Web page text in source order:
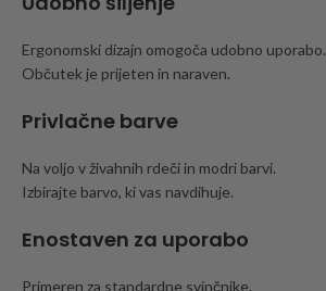
Ergonomski dizajn omogoča udobno uporabo.
Občutek je prijeten in naraven.
Privlačne barve
Na voljo v živahnih rdeči in modri barvi.
Izbirajte barvo, ki vas navdihuje.
Enostaven za uporabo
Primeren za standardne svinčnike.